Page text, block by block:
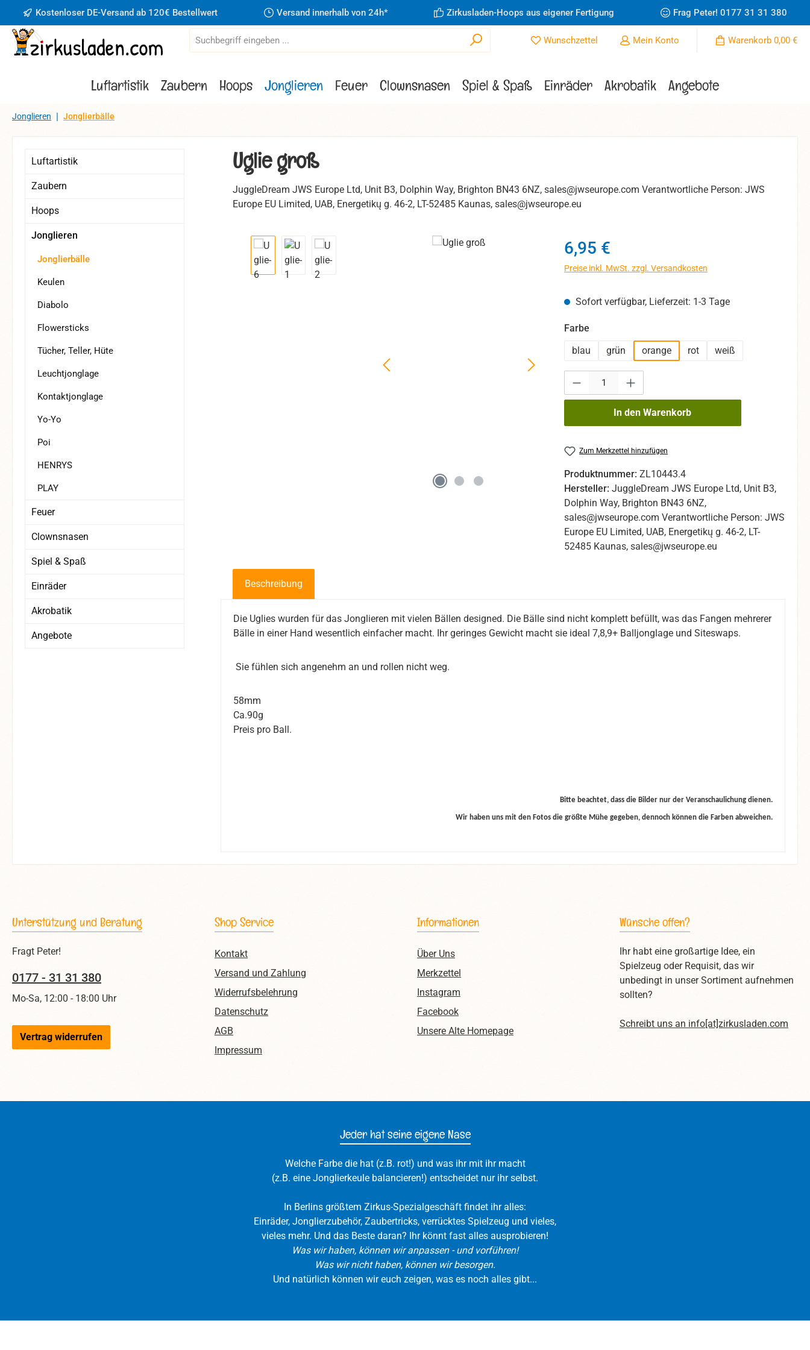
Hauptinhalt springen
Zur Suche springen
Zur Hauptnavigation springen
Kostenloser DE-Versand ab 120€ Bestellwert Versand innerhalb von 24h* Zirkusladen-Hoops aus eigener Fertigung Frag Peter! 0177 31 31 380
Wunschzettel Du hast 0 Produkte auf dem Merkzettel
Mein Konto Warenkorb 0,00 €
Luftartistik Zaubern Hoops Jonglieren Feuer Clownsnasen Spiel & Spaß Einräder Akrobatik Angebote
Jonglieren | Jonglierbälle
Luftartistik
Zaubern
Hoops
Jonglieren
Jonglierbälle
Keulen
Diabolo
Flowersticks
Tücher, Teller, Hüte
Leuchtjonglage
Kontaktjonglage
Yo-Yo
Poi
HENRYS
PLAY
Feuer
Clownsnasen
Spiel & Spaß
Einräder
Akrobatik
Angebote
Uglie groß
JuggleDream JWS Europe Ltd, Unit B3, Dolphin Way, Brighton BN43 6NZ, sales@jwseurope.com Verantwortliche Person: JWS
Europe EU Limited, UAB, Energetikų g. 46-2, LT-52485 Kaunas, sales@jwseurope.eu
Bildergalerie überspringen Regulärer Preis:
6,95 €
Preise inkl. MwSt. zzgl. Versandkosten
Sofort verfügbar, Lieferzeit: 1-3 Tage
Farbeauswählen
blau
grün orange rot weiß
In den Warenkorb
Zum Merkzettel hinzufügen
Produktnummer: ZL10443.4
Hersteller: JuggleDream JWS Europe Ltd, Unit B3,
Dolphin Way, Brighton BN43 6NZ,
sales@jwseurope.com Verantwortliche Person: JWS
Europe EU Limited, UAB, Energetikų g. 46-2, LT-
52485 Kaunas, sales@jwseurope.eu
Beschreibung
Die Uglies wurden für das Jonglieren mit vielen Bällen designed. Die Bälle sind nicht komplett befüllt, was das Fangen mehrerer
Bälle in einer Hand wesentlich einfacher macht. Ihr geringes Gewicht macht sie ideal 7,8,9+ Balljonglage und Siteswaps.
Sie fühlen sich angenehm an und rollen nicht weg.
58mm
Ca.90g
Preis pro Ball.
Bitte beachtet, dass die Bilder nur der Veranschaulichung dienen.
Wir haben uns mit den Fotos die größte Mühe gegeben, dennoch können die Farben abweichen.
Unterstützung und Beratung
Fragt Peter!
0177 - 31 31 380
Mo-Sa, 12:00 - 18:00 Uhr
Vertrag widerrufen
Shop Service
Kontakt
Versand und Zahlung
Widerrufsbelehrung
Datenschutz
AGB
Impressum
Informationen
Über Uns
Merkzettel
Instagram
Facebook
Unsere Alte Homepage
Wünsche offen?
Ihr habt eine großartige Idee, ein
Spielzeug oder Requisit, das wir
unbedingt in unser Sortiment aufnehmen
sollten?
Schreibt uns an info[at]zirkusladen.com
Jeder hat seine eigene Nase
Welche Farbe die hat (z.B. rot!) und was ihr mit ihr macht
(z.B. eine Jonglierkeule balancieren!) entscheidet nur ihr selbst.
In Berlins größtem Zirkus-Spezialgeschäft findet ihr alles:
Einräder, Jonglierzubehör, Zaubertricks, verrücktes Spielzeug und vieles,
vieles mehr. Und das Beste daran? Ihr könnt fast alles ausprobieren!
Was wir haben, können wir anpassen - und vorführen!
Was wir nicht haben, können wir besorgen.
Und natürlich können wir euch zeigen, was es noch alles gibt...